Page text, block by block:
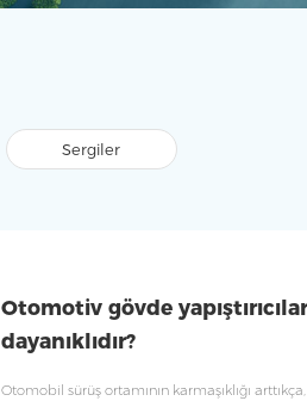
Sergiler
Otomotiv gövde
dayanıklıdır?
Otomobil sürüş ortamının karmaşıklığı